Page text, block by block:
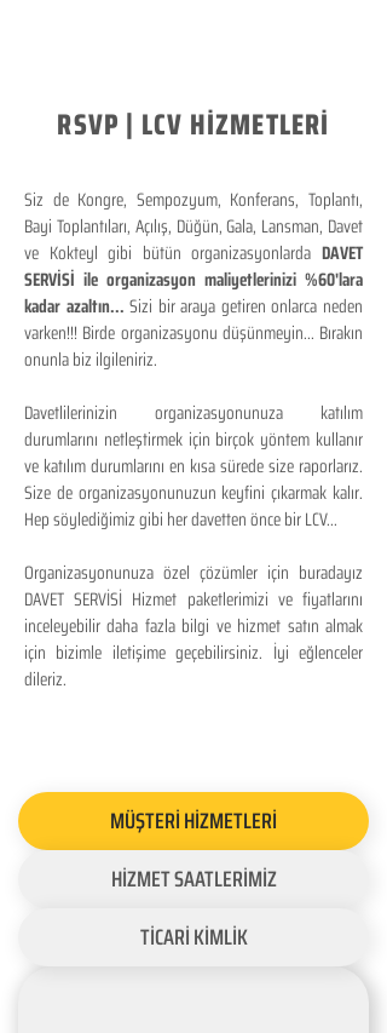
RSVP | LCV HİZMETLERİ
Siz de Kongre, Sempozyum, Konferans, Toplantı,
Bayi Toplantıları, Açılış, Düğün, Gala, Lansman, Davet
ve Kokteyl gibi bütün organizasyonlarda DAVET
SERVİSİ ile organizasyon maliyetlerinizi %60'lara
kadar azaltın...Sizi bir araya getiren onlarca neden
varken!!! Birde organizasyonu düşünmeyin... Bırakın
onunla biz ilgileniriz.
Davetlilerinizin organizasyonunuza katılım
durumlarını netleştirmek için birçok yöntem kullanır
ve katılım durumlarını en kısa sürede size raporlarız.
Size de organizasyonunuzun keyfini çıkarmak kalır.
Hep söylediğimiz gibi her davetten önce bir LCV...
Organizasyonunuza özel çözümler için buradayız
DAVET SERVİSİ Hizmet paketlerimizi ve fiyatlarını
inceleyebilir daha fazla bilgi ve hizmet satın almak
için bizimle iletişime geçebilirsiniz. İyi eğlenceler
dileriz.
MÜŞTERİ HİZMETLERİ
HİZMET SAATLERİMİZ
TİCARİ KİMLİK